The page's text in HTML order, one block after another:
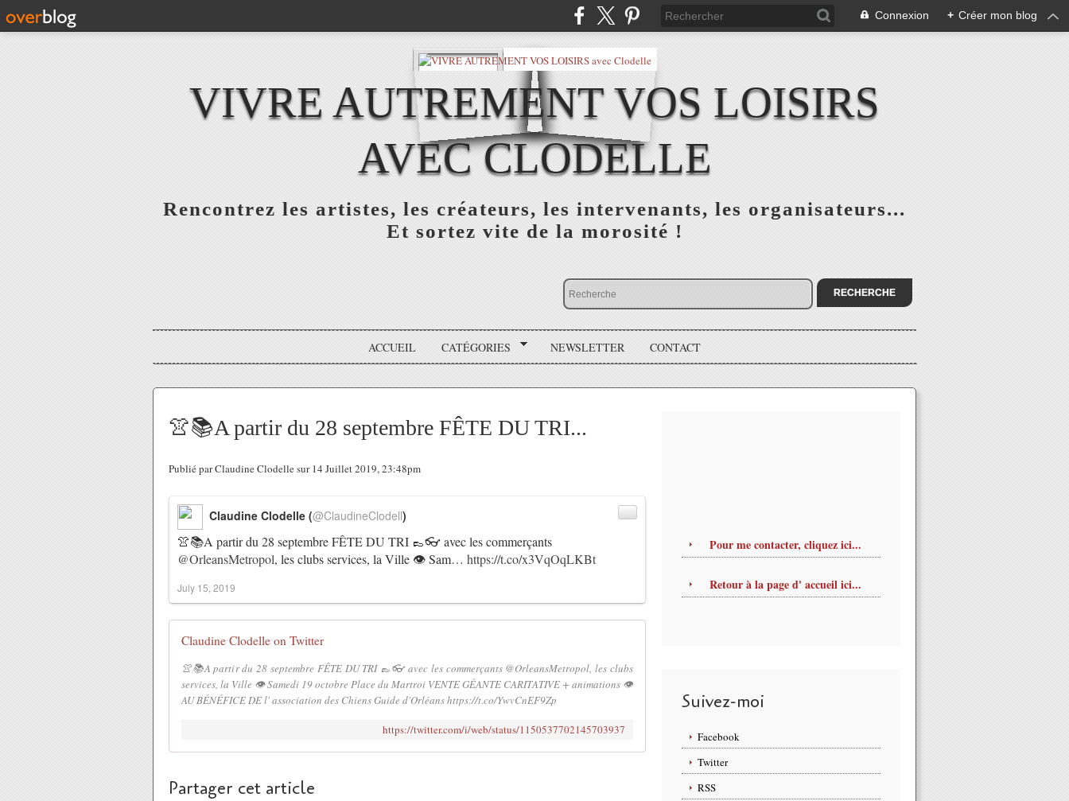
Connexion + Créer mon blog
VIVRE AUTREMENT VOS LOISIRS
AVEC CLODELLE
Rencontrez les artistes, les créateurs, les intervenants, les organisateurs...
Et sortez vite de la morosité !
ACCUEIL CATÉGORIES NEWSLETTER CONTACT
👚📚A partir du 28 septembre FÊTE DU TRI...
Publié par Claudine Clodelle sur 14 Juillet 2019, 23:48pm
👚📚A partir du 28 septembre FÊTE DU TRI 👞👓 avec les commerçants
@OrleansMetropol, les clubs services, la Ville 👁 Sam… https://t.co/x3VqOqLKBt
Claudine Clodelle (@ClaudineClodell)
July 15, 2019
Claudine Clodelle on Twitter
👚📚A partir du 28 septembre FÊTE DU TRI 👞👓 avec les commerçants @OrleansMetropol, les clubs
services, la Ville 👁 Samedi 19 octobre Place du Martroi VENTE GÉANTE CARITATIVE + animations 👁
AU BÉNÉFICE DE l' association des Chiens Guide d'Orléans https://t.co/YwvCnEF9Zp
https://twitter.com/i/web/status/1150537702145703937
Partager cet article
Pour me contacter, cliquez ici...
Retour à la page d' accueil ici...
Suivez-moi
Facebook
Twitter
RSS